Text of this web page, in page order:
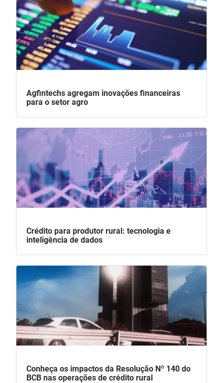
Agfintechs agregam inovações financeiras
para o setor agro
Crédito para produtor rural: tecnologia e
inteligência de dados
Conheça os impactos da Resolução Nº 140 do
BCB nas operações de crédito rural